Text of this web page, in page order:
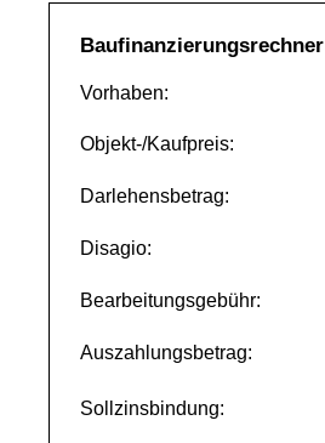
Baufinanzierungsrechner
Vorhaben:
Objekt-/Kaufpreis:
Darlehensbetrag:
Disagio:
Bearbeitungsgebühr:
Auszahlungsbetrag:
Sollzinsbindung: